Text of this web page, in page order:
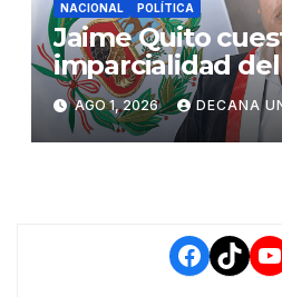
NACIONAL POLÍTICA
Jaime Quito
imparcialidad
Constitucional
de Ollanta
AGO 1, 2026 DECANA